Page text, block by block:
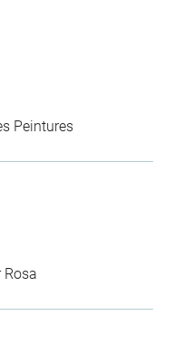
Peintures
Rosa